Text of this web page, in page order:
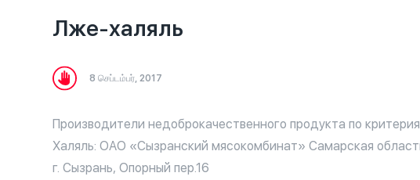
Лже-халяль
8 செப்டம்பர், 2017
Производители недоброкачественного продукта по
Халяль: ОАО «Сызранский мясокомбинат» Самарская
г. Сызрань, Опорный пер.16